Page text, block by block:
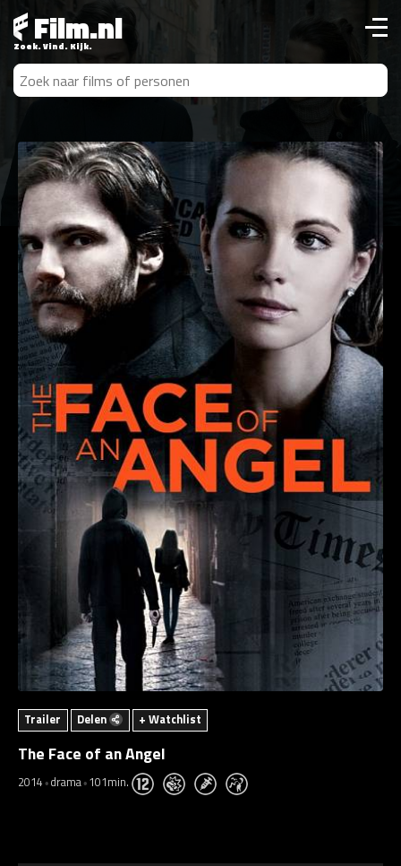
Film.nl
Zoek. Vind. Kijk.
Trailer Delen + Watchlist
The Face of an Angel
2014 drama 101min.